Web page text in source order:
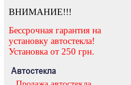
ВНИМАНИЕ!!!
Бессрочная гарантия на
установку автостекла!
Установка от 250 грн.
Автостекла